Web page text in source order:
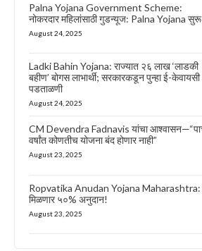
Palna Yojana Government Scheme:
नोकरदार महिलांसाठी गुडन्यूज: Palna Yojana
August 24, 2025
Ladki Bahin Yojana: राज्यात २६ लाख ‘लाडकी
बहीण’ बोगस लाभार्थी; सरकारकडून पुन्हा ई-केवायसी
पडताळणी
August 24, 2025
CM Devendra Fadnavis यांचा
वर्षांत कोणतीच योजना बंद होणार नाही”
August 23, 2025
Ropvatika Anudan Yojana Maharashtra:
मिळणार ५०% अनुदान!
August 23, 2025